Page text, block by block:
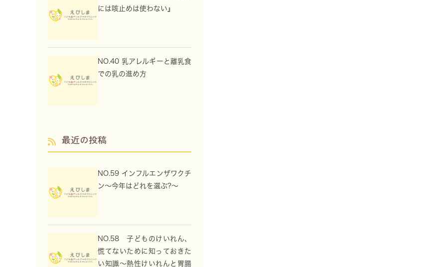
には咳止めは使わない』
NO.40 乳アレルギーと離乳食
での乳の進め方
最近の投稿
NO.59 インフルエンザワクチ
ン～今年はどれを選ぶ?～
NO.58 子どものけいれん、
慌てないために知っておきた
い知識～熱性けいれんと胃腸